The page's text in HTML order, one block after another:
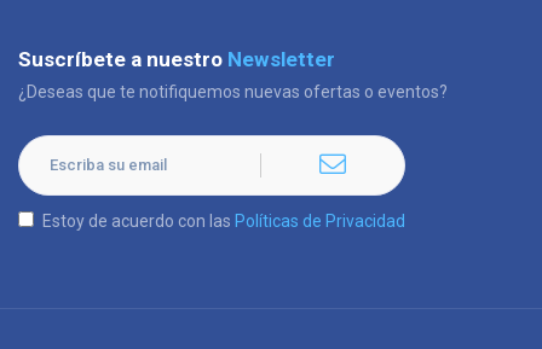
Suscríbete a nuestro Newsletter
¿Deseas que te notifiquemos nuevas ofertas o eventos?
Estoy de acuerdo con las Políticas de Privacidad